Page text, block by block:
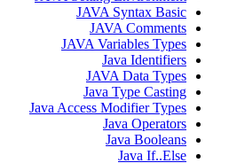
JAVA
JAVA
JAVA
Java
JAVA
Java Type
Java Access
Java
Java
Java